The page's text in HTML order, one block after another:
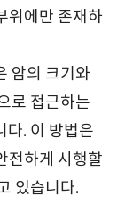
위에만 존재하
암의 크기와
로 접근하는
다. 이 방법은
전하게 시행할
있습니다.